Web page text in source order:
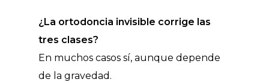
¿La ortodoncia invisible corrige las
tres clases?
En muchos casos sí, aunque depende
de la gravedad.